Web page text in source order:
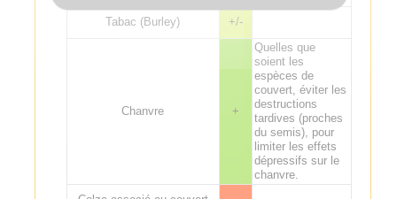
Tabac (Burley) +/-
Chanvre +
Quelles que
soient les
espèces de
couvert, éviter les
destructions
tardives (proches
du semis), pour
limiter les effets
dépressifs sur le
chanvre.